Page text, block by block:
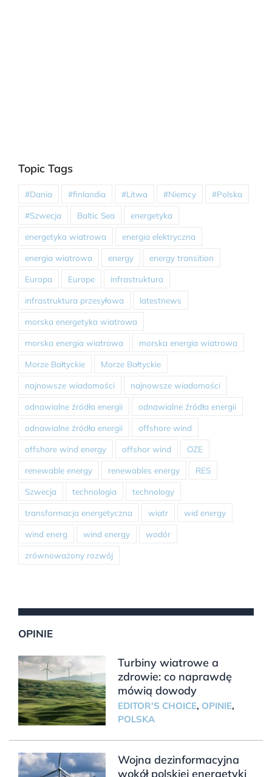
Topic Tags
#Dania #finlandia #Litwa #Niemcy #Polska
#Szwecja Baltic Sea energetyka
energetyka wiatrowa energia elektryczna
energia wiatrowa energy energy transition
Europa Europe infrastruktura
infrastruktura przesyłowa latestnews
morska energetyka wiatrowa
morska energia wiatrowa morska energia wiatrowa
Morze Bałtyckie Morze Bałtyckie
najnowsze wiadomości najnowsze wiadomości
odnawialne źródła energii odnawialne źródła energii
odnawialne źródła energii offshore wind
offshore wind energy offshor wind OZE
renewable energy renewables energy RES
Szwecja technologia technology
transformacja energetyczna wiatr wid energy
wind energ wind energy wodór
zrównoważony rozwój
OPINIE
Turbiny wiatrowe a
zdrowie: co naprawdę
mówią dowody
EDITOR'S CHOICE, OPINIE,
POLSKA
Wojna dezinformacyjna
wokół polskiej energetyki